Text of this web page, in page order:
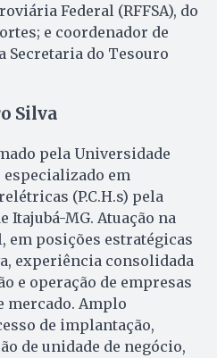
Federal (RFFSA), do
e coordenador de
Secretaria do Tesouro
Silva
pela Universidade
especializado em
(P.C.H.s) pela
Itajubá-MG. Atuação na
em posições estratégicas
experiência consolidada
e operação de empresas
mercado. Amplo
de implantação,
de unidade de negócio,